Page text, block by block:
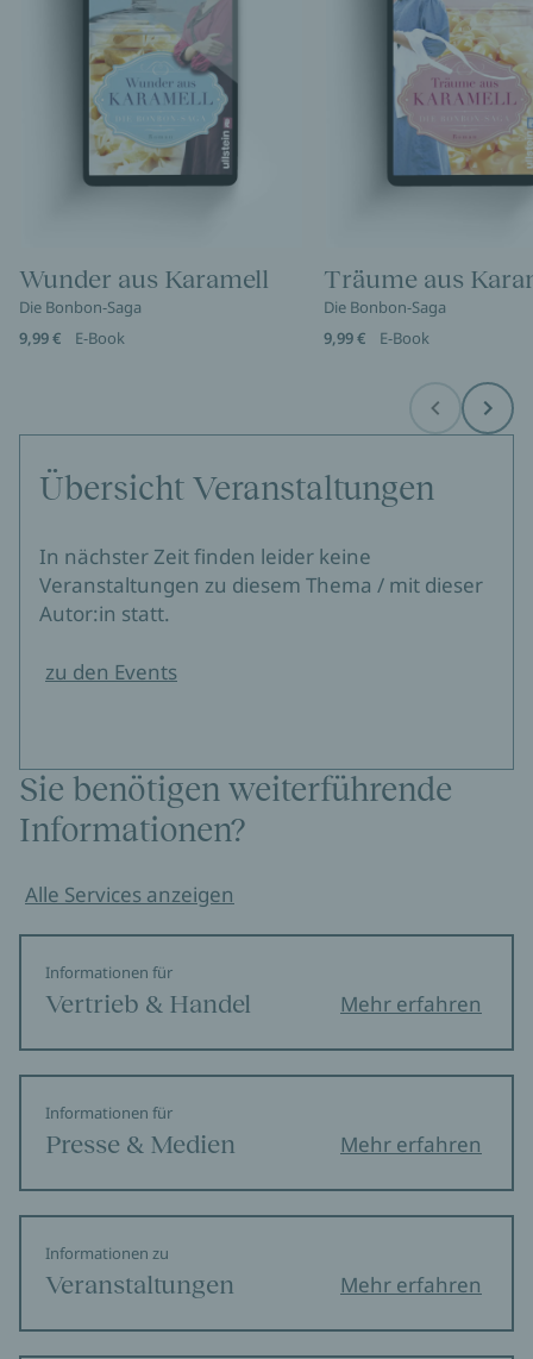
Wunder aus Karamell
Die Bonbon-Saga
9,99 €
E-Book
Träume aus
Die Bonbon-Saga
9,99 €
E-Book
Before Next
Übersicht Veranstaltungen
In nächster Zeit finden leider keine
Veranstaltungen zu diesem Thema / mit dieser
Autor:in statt.
zu den Events
Sie benötigen weiterführende
Informationen?
Alle Services anzeigen
Informationen für
Vertrieb & Handel Mehr erfahren
Informationen für
Presse & Medien Mehr erfahren
Informationen zu
Veranstaltungen Mehr erfahren